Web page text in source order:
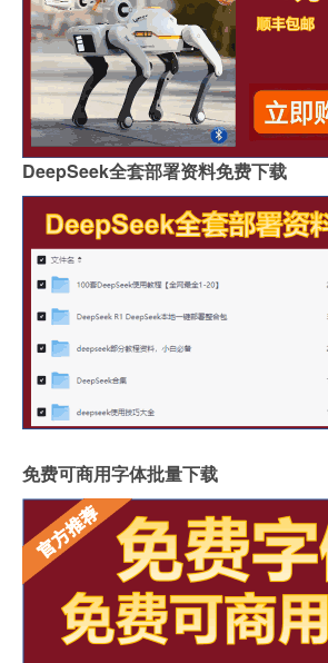
DeepSeek全套部署资料免费下载
免费可商用字体批量下载